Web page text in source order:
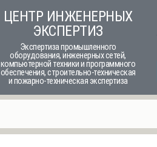
to
content
ЦЕНТР ИНЖЕНЕРНЫХ
ЭКСПЕРТИЗ
Экспертиза промышленного
оборудования, инженерных сетей,
компьютерной техники и программного
обеспечения, строительно-техническая
и пожарно-техническая экспертиза